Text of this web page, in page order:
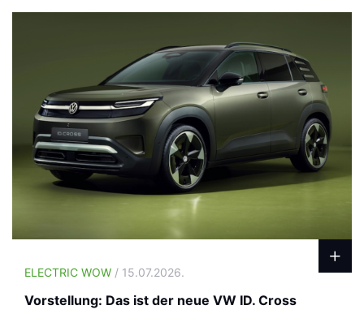
ELECTRIC WOW / 15.07.2026.
Vorstellung: Das ist der neue VW ID. Cross